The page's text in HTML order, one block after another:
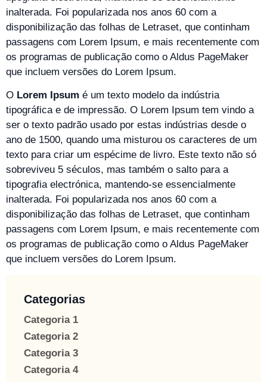
inalterada. Foi popularizada nos anos 60 com a
disponibilização das folhas de Letraset, que continham
passagens com Lorem Ipsum, e mais recentemente com
os programas de publicação como o Aldus PageMaker
que incluem versões do Lorem Ipsum.
O Lorem Ipsum é um texto modelo da indústria
tipográfica e de impressão. O Lorem Ipsum tem vindo a
ser o texto padrão usado por estas indústrias desde o
ano de 1500, quando uma misturou os caracteres de um
texto para criar um espécime de livro. Este texto não só
sobreviveu 5 séculos, mas também o salto para a
tipografia electrónica, mantendo-se essencialmente
inalterada. Foi popularizada nos anos 60 com a
disponibilização das folhas de Letraset, que continham
passagens com Lorem Ipsum, e mais recentemente com
os programas de publicação como o Aldus PageMaker
que incluem versões do Lorem Ipsum.
Categorias
Categoria 1
Categoria 2
Categoria 3
Categoria 4